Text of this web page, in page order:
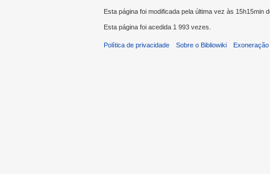
Esta página foi modificada pela última vez às 15h15min
Esta página foi acedida 1 993 vezes.
Política de privacidade Sobre o Bibliowiki